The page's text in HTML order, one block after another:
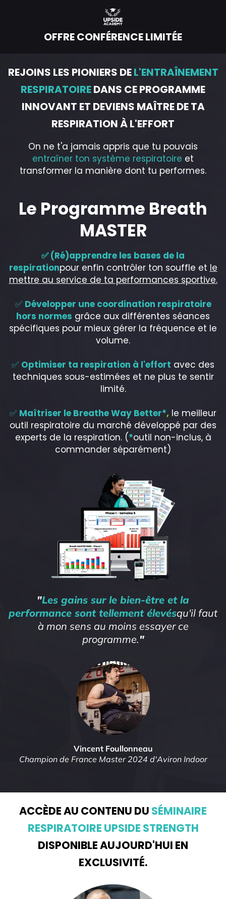
OFFRE CONFÉRENCE LIMITÉE
REJOINS LES PIONIERS DEL'ENTRAÎNEMENT
RESPIRATOIREDANS CE PROGRAMME
INNOVANT ET DEVIENS MAÎTRE DE TA
RESPIRATION À L'EFFORT
On ne t'a jamais appris que tu pouvais
entraîner ton système respiratoire et
transformer la manière dont tu performes.
Le Programme Breath
MASTER
✅ (Ré)apprendre les bases de la
respirationpour enfin contrôler ton souffle et le
mettre au service de ta performances sportive.
✅ Développer une coordination respiratoire
hors normes grâce aux différentes séances
spécifiques pour mieux gérer la fréquence et le
volume.
✅ Optimiser ta respiration à l'effort avec des
techniques sous-estimées et ne plus te sentir
limité.
✅ Maîtriser le Breathe Way Better*, le meilleur
outil respiratoire du marché développé par des
experts de la respiration. (*outil non-inclus, à
commander séparément)
"Les gains sur le bien-être et la
performance sont tellement élevésqu'il faut
à mon sens au moins essayer ce
programme."
Vincent Foullonneau
Champion de France Master 2024 d'Aviron Indoor
ACCÈDE AU CONTENU DU SÉMINAIRE
RESPIRATOIRE UPSIDE STRENGTH
DISPONIBLE AUJOURD'HUI EN
EXCLUSIVITÉ.